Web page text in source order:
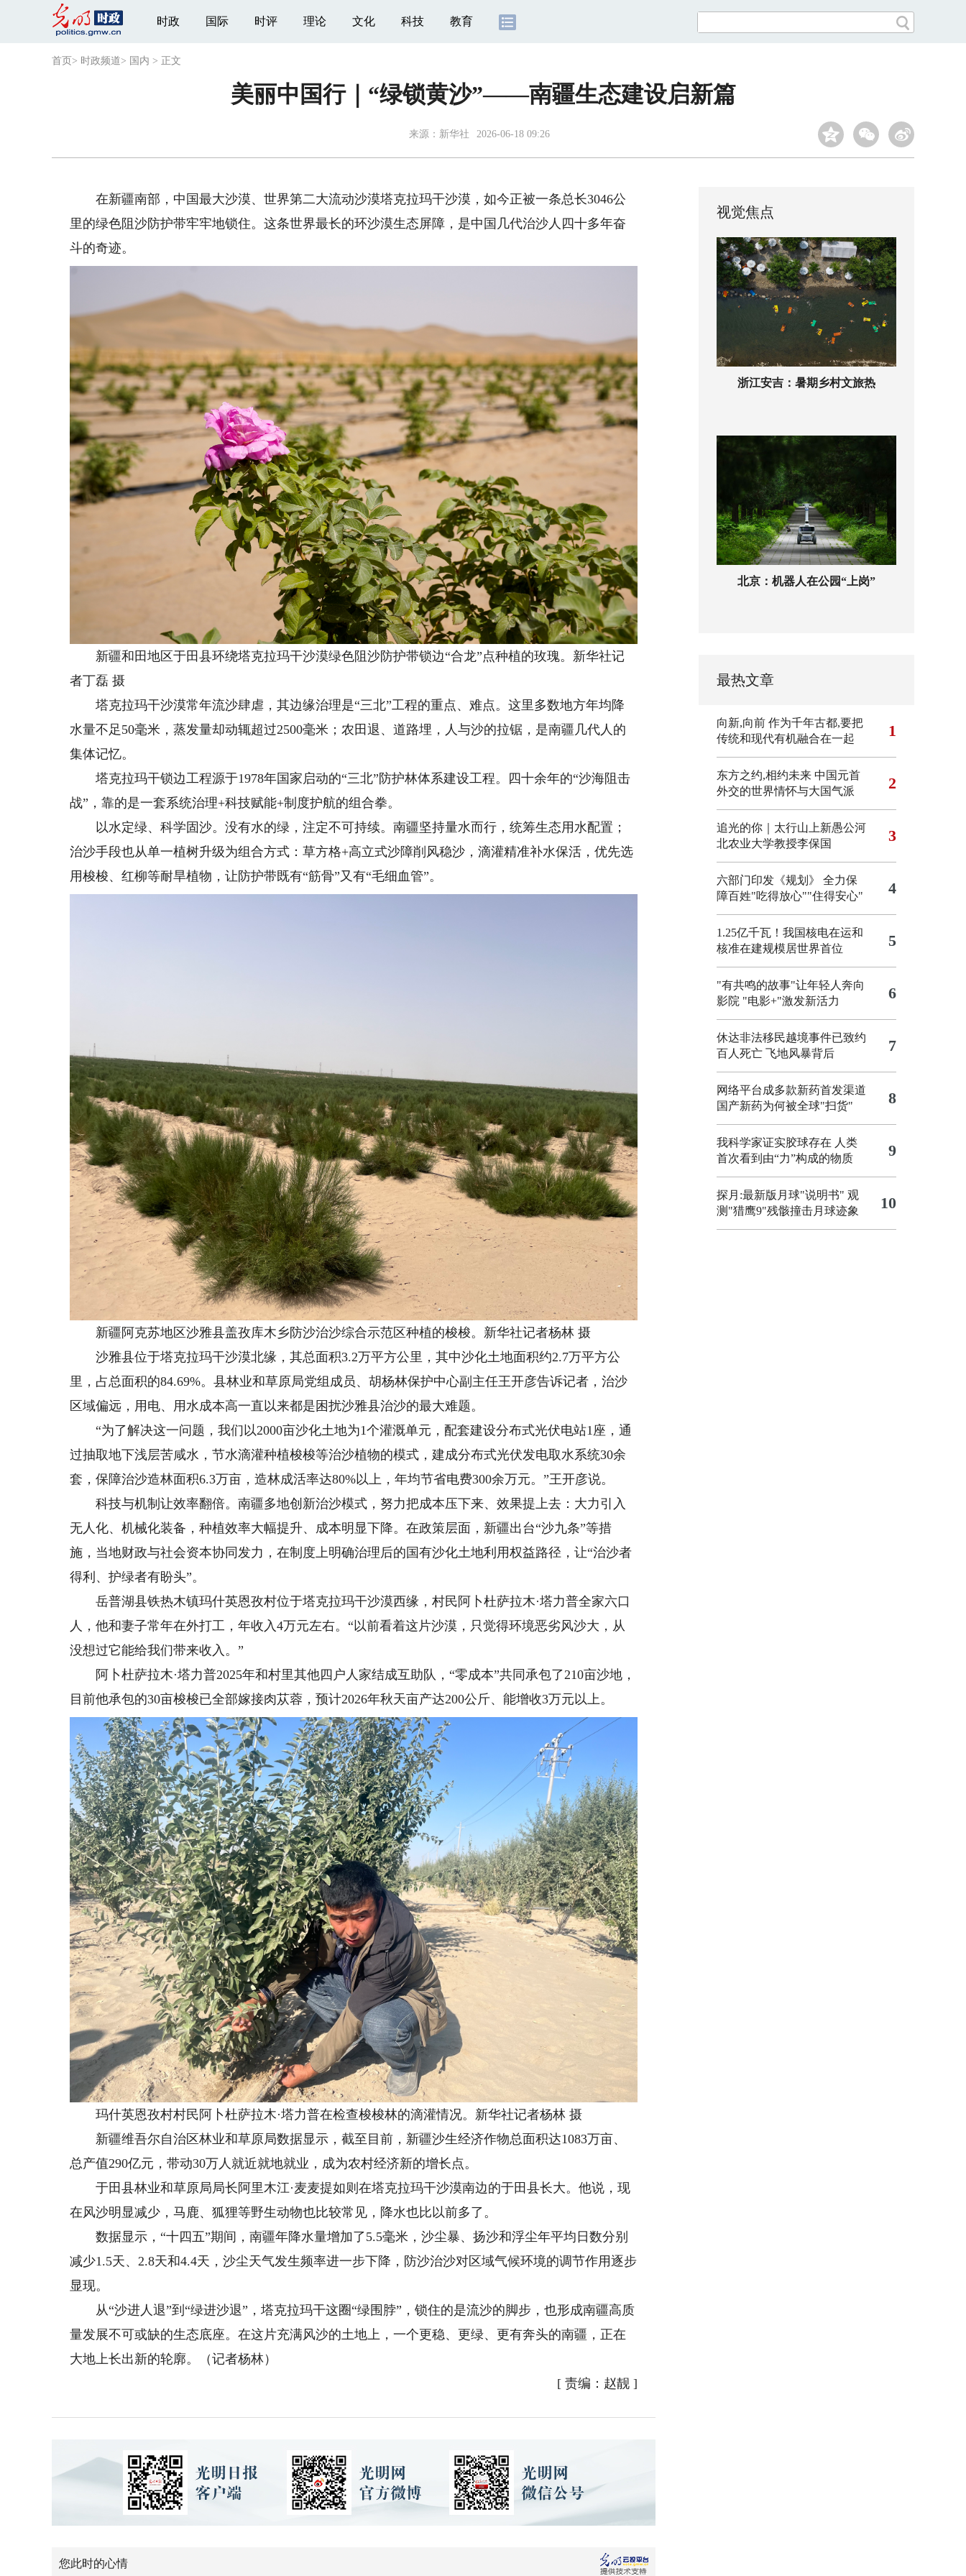
时政 国际 时评 理论 文化 科技 教育
首页 > 时政频道> 国内 > 正文
美丽中国行｜“绿锁黄沙”——南疆生态建设启新篇
来源： 新华社 2026-06-18 09:26
在新疆南部，中国最大沙漠、世界第二大流动沙漠塔克拉玛干沙漠，如今正被一条总长3046公
里的绿色阻沙防护带牢牢地锁住。这条世界最长的环沙漠生态屏障，是中国几代治沙人四十多年奋
斗的奇迹。
新疆和田地区于田县环绕塔克拉玛干沙漠绿色阻沙防护带锁边“合龙”点种植的玫瑰。新华社记
者丁磊 摄
塔克拉玛干沙漠常年流沙肆虐，其边缘治理是“三北”工程的重点、难点。这里多数地方年均降
水量不足50毫米，蒸发量却动辄超过2500毫米；农田退、道路埋，人与沙的拉锯，是南疆几代人的
集体记忆。
塔克拉玛干锁边工程源于1978年国家启动的“三北”防护林体系建设工程。四十余年的“沙海阻击
战”，靠的是一套系统治理+科技赋能+制度护航的组合拳。
以水定绿、科学固沙。没有水的绿，注定不可持续。南疆坚持量水而行，统筹生态用水配置；
治沙手段也从单一植树升级为组合方式：草方格+高立式沙障削风稳沙，滴灌精准补水保活，优先选
用梭梭、红柳等耐旱植物，让防护带既有“筋骨”又有“毛细血管”。
新疆阿克苏地区沙雅县盖孜库木乡防沙治沙综合示范区种植的梭梭。新华社记者杨林 摄
沙雅县位于塔克拉玛干沙漠北缘，其总面积3.2万平方公里，其中沙化土地面积约2.7万平方公
里，占总面积的84.69%。县林业和草原局党组成员、胡杨林保护中心副主任王开彦告诉记者，治沙
区域偏远，用电、用水成本高一直以来都是困扰沙雅县治沙的最大难题。
“为了解决这一问题，我们以2000亩沙化土地为1个灌溉单元，配套建设分布式光伏电站1座，通
过抽取地下浅层苦咸水，节水滴灌种植梭梭等治沙植物的模式，建成分布式光伏发电取水系统30余
套，保障治沙造林面积6.3万亩，造林成活率达80%以上，年均节省电费300余万元。”王开彦说。
科技与机制让效率翻倍。南疆多地创新治沙模式，努力把成本压下来、效果提上去：大力引入
无人化、机械化装备，种植效率大幅提升、成本明显下降。在政策层面，新疆出台“沙九条”等措
施，当地财政与社会资本协同发力，在制度上明确治理后的国有沙化土地利用权益路径，让“治沙者
得利、护绿者有盼头”。
岳普湖县铁热木镇玛什英恩孜村位于塔克拉玛干沙漠西缘，村民阿卜杜萨拉木·塔力普全家六口
人，他和妻子常年在外打工，年收入4万元左右。“以前看着这片沙漠，只觉得环境恶劣风沙大，从
没想过它能给我们带来收入。”
阿卜杜萨拉木·塔力普2025年和村里其他四户人家结成互助队，“零成本”共同承包了210亩沙地，
目前他承包的30亩梭梭已全部嫁接肉苁蓉，预计2026年秋天亩产达200公斤、能增收3万元以上。
玛什英恩孜村村民阿卜杜萨拉木·塔力普在检查梭梭林的滴灌情况。新华社记者杨林 摄
新疆维吾尔自治区林业和草原局数据显示，截至目前，新疆沙生经济作物总面积达1083万亩、
总产值290亿元，带动30万人就近就地就业，成为农村经济新的增长点。
于田县林业和草原局局长阿里木江·麦麦提如则在塔克拉玛干沙漠南边的于田县长大。他说，现
在风沙明显减少，马鹿、狐狸等野生动物也比较常见，降水也比以前多了。
数据显示，“十四五”期间，南疆年降水量增加了5.5毫米，沙尘暴、扬沙和浮尘年平均日数分别
减少1.5天、2.8天和4.4天，沙尘天气发生频率进一步下降，防沙治沙对区域气候环境的调节作用逐步
显现。
从“沙进人退”到“绿进沙退”，塔克拉玛干这圈“绿围脖”，锁住的是流沙的脚步，也形成南疆高质
量发展不可或缺的生态底座。在这片充满风沙的土地上，一个更稳、更绿、更有奔头的南疆，正在
大地上长出新的轮廓。（记者杨林）
[ 责编：赵靓 ]
您此时的心情
视觉焦点
浙江安吉：暑期乡村文旅热
北京：机器人在公园“上岗”
最热文章
向新,向前 作为千年古都,要把
传统和现代有机融合在一起
1
东方之约,相约未来 中国元首
外交的世界情怀与大国气派
2
追光的你｜太行山上新愚公河
北农业大学教授李保国
3
六部门印发《规划》 全力保
障百姓"吃得放心""住得安心"
4
1.25亿千瓦！我国核电在运和
核准在建规模居世界首位
5
"有共鸣的故事"让年轻人奔向
影院 "电影+"激发新活力 6
休达非法移民越境事件已致约
百人死亡 飞地风暴背后 7
网络平台成多款新药首发渠道
国产新药为何被全球"扫货"
8
我科学家证实胶球存在 人类
首次看到由“力”构成的物质
9
探月:最新版月球"说明书" 观
测"猎鹰9"残骸撞击月球迹象
10